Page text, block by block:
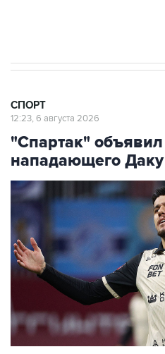
СПОРТ
12:23, 6 августа 2026
"Спартак"
нападающего Даку